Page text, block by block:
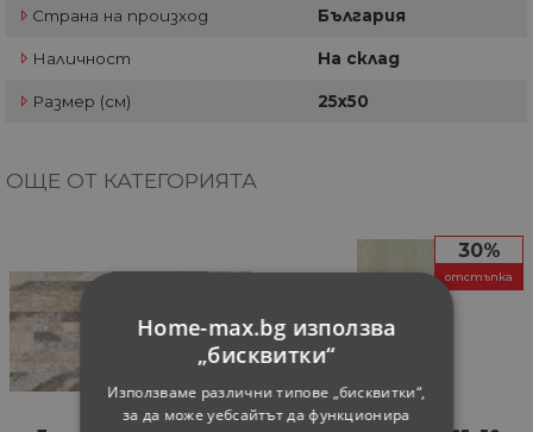
Страна на произход България
Наличност На склад
Размер (см) 25x50
ОЩЕ ОТ КАТЕГОРИЯТА
30%
отстъпка
Home-max.bg използва
„бисквитки“
Използваме различни типове „бисквитки“,
за да може уебсайтът да функционира